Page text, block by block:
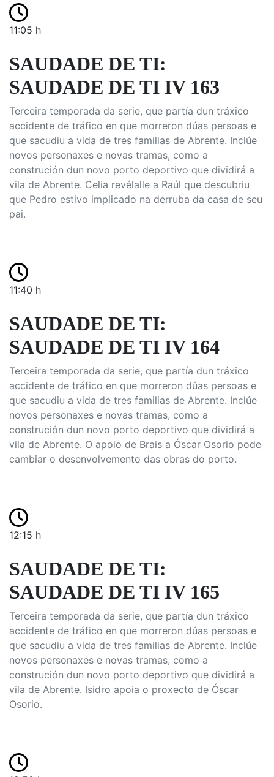
11:05 h
SAUDADE DE TI:
SAUDADE DE TI IV 163
Terceira temporada da serie, que partía dun tráxico
accidente de tráfico en que morreron dúas persoas e
que sacudiu a vida de tres familias de Abrente. Inclúe
novos personaxes e novas tramas, como a
construción dun novo porto deportivo que dividirá a
vila de Abrente. Celia revélalle a Raúl que descubriu
que Pedro estivo implicado na derruba da casa de seu
pai.
11:40 h
SAUDADE DE TI:
SAUDADE DE TI IV 164
Terceira temporada da serie, que partía dun tráxico
accidente de tráfico en que morreron dúas persoas e
que sacudiu a vida de tres familias de Abrente. Inclúe
novos personaxes e novas tramas, como a
construción dun novo porto deportivo que dividirá a
vila de Abrente. O apoio de Brais a Óscar Osorio pode
cambiar o desenvolvemento das obras do porto.
12:15 h
SAUDADE DE TI:
SAUDADE DE TI IV 165
Terceira temporada da serie, que partía dun tráxico
accidente de tráfico en que morreron dúas persoas e
que sacudiu a vida de tres familias de Abrente. Inclúe
novos personaxes e novas tramas, como a
construción dun novo porto deportivo que dividirá a
vila de Abrente. Isidro apoia o proxecto de Óscar
Osorio.